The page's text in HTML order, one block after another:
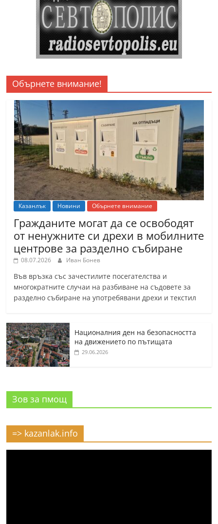
Обърнете внимание!
Казанлък Новини Обърнете внимание
Гражданите могат да се освободят
от ненужните си дрехи в мобилните
центрове за разделно събиране
08.07.2026 Иван Бонев
Във връзка със зачестилите посегателства и
многократните случаи на разбиване на съдовете за
разделно събиране на употребявани дрехи и текстил
Националния ден на безопасността
на движението по пътищата
29.06.2026
Зов за пмощ
=> kazanlak.info